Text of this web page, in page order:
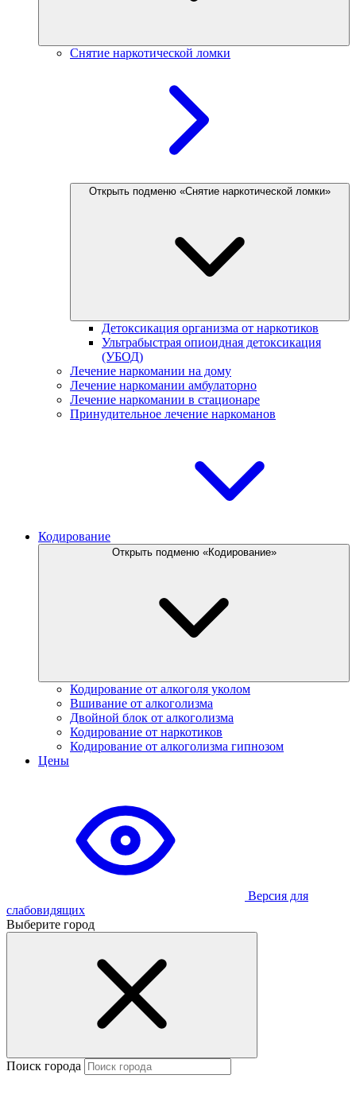
Снятие наркотической ломки
Открыть подменю «Снятие наркотической ломки»
Детоксикация организма от наркотиков
Ультрабыстрая опиоидная детоксикация
(УБОД)
Лечение наркомании на дому
Лечение наркомании амбулаторно
Лечение наркомании в стационаре
Принудительное лечение наркоманов
Кодирование
Открыть подменю «Кодирование»
Кодирование от алкоголя уколом
Вшивание от алкоголизма
Двойной блок от алкоголизма
Кодирование от наркотиков
Кодирование от алкоголизма гипнозом
Цены
Версия для
слабовидящих
Выберите город
Поиск города